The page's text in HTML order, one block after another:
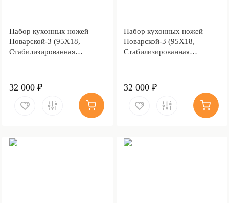
Набор кухонных ножей
Поварской-3 (95Х18,
Стабилизированная
32 000 ₽
Набор кухонных ножей
Поварской-3 (95Х18,
Стабилизированная
32 000 ₽